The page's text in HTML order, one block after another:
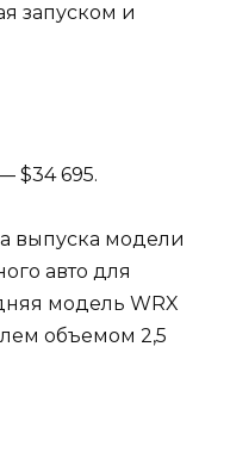
запуском и
$34 695.
выпуска модели
авто для
модель WRX
объемом 2,5